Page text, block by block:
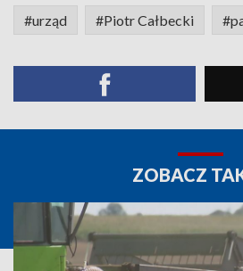
#urząd #Piotr Całbecki
ZOBACZ